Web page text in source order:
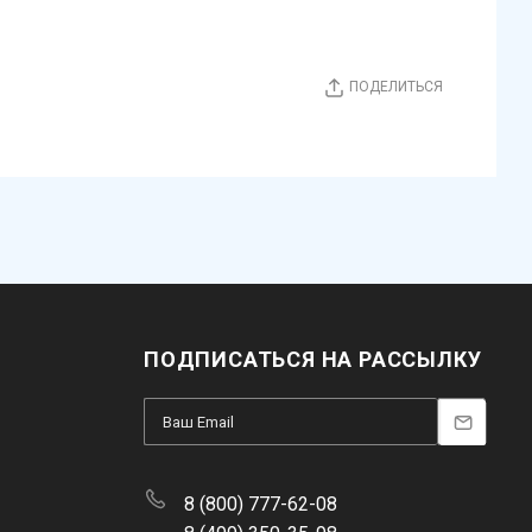
ПОДЕЛИТЬСЯ
ПОДПИСАТЬСЯ НА РАССЫЛКУ
8 (800) 777-62-08